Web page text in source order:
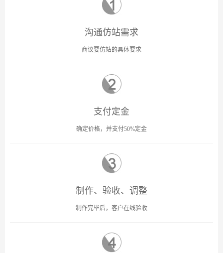
沟通仿站需求
商议要仿站的具体要求
支付定金
确定价格，并支付50%定金
制作、验收、调整
制作完毕后，客户在线验收